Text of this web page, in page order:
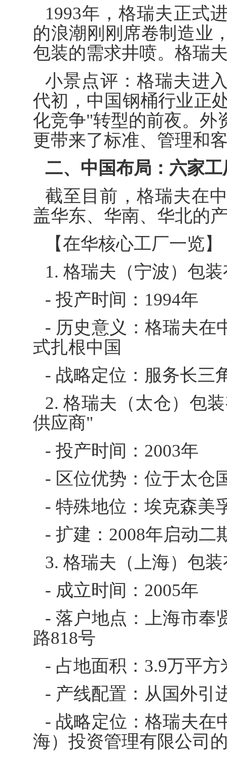
1993年，格瑞夫正式
的浪潮刚刚席卷制造业
包装的需求井喷。格瑞
小景点评：格瑞夫进
代初，中国钢桶行业正
化竞争"转型的前夜。外
更带来了标准、管理和
二、中国布局：六家
截至目前，格瑞夫在
盖华东、华南、华北的
【在华核心工厂一览】
1. 格瑞夫（宁波）包
- 投产时间：1994年
- 历史意义：格瑞夫在
式扎根中国
- 战略定位：服务长三
2. 格瑞夫（太仓）包
供应商"
- 投产时间：2003年
- 区位优势：位于太仓
- 特殊地位：埃克森美
- 扩建：2008年启动二
3. 格瑞夫（上海）包
- 成立时间：2005年
- 落户地点：上海市奉
路818号
- 占地面积：3.9万平方
- 产线配置：从国外引
- 战略定位：格瑞夫在
海）投资管理有限公司